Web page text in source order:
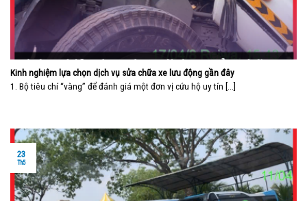
Kinh nghiệm lựa chọn dịch vụ sửa chữa xe lưu động gần đây
1. Bộ tiêu chí “vàng” để đánh giá một đơn vị cứu hộ uy tín [...]
23
Th5